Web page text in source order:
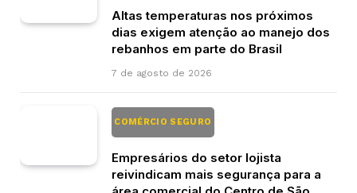
Altas temperaturas nos próximos
dias exigem atenção ao manejo dos
rebanhos em parte do Brasil
7 de agosto de 2026
COMÉRCIO SEGURO
Empresários do setor lojista
reivindicam mais segurança para a